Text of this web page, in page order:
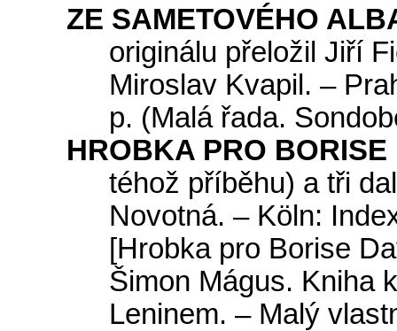
ZE SAMETOVÉHO
originálu přeložil Jiří
Miroslav Kvapil. –
p. (Malá řada.
HROBKA PRO BORISE
téhož příběhu) a tři
Novotná. – Köln:
[Hrobka pro Borise
Šimon Mágus. Kniha
Leninem. – Malý